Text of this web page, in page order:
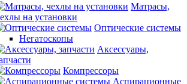
Матрасы,
на установки
Оптические системы
Негатоскопы
Аксессуары,
Компрессоры
Аспирационные